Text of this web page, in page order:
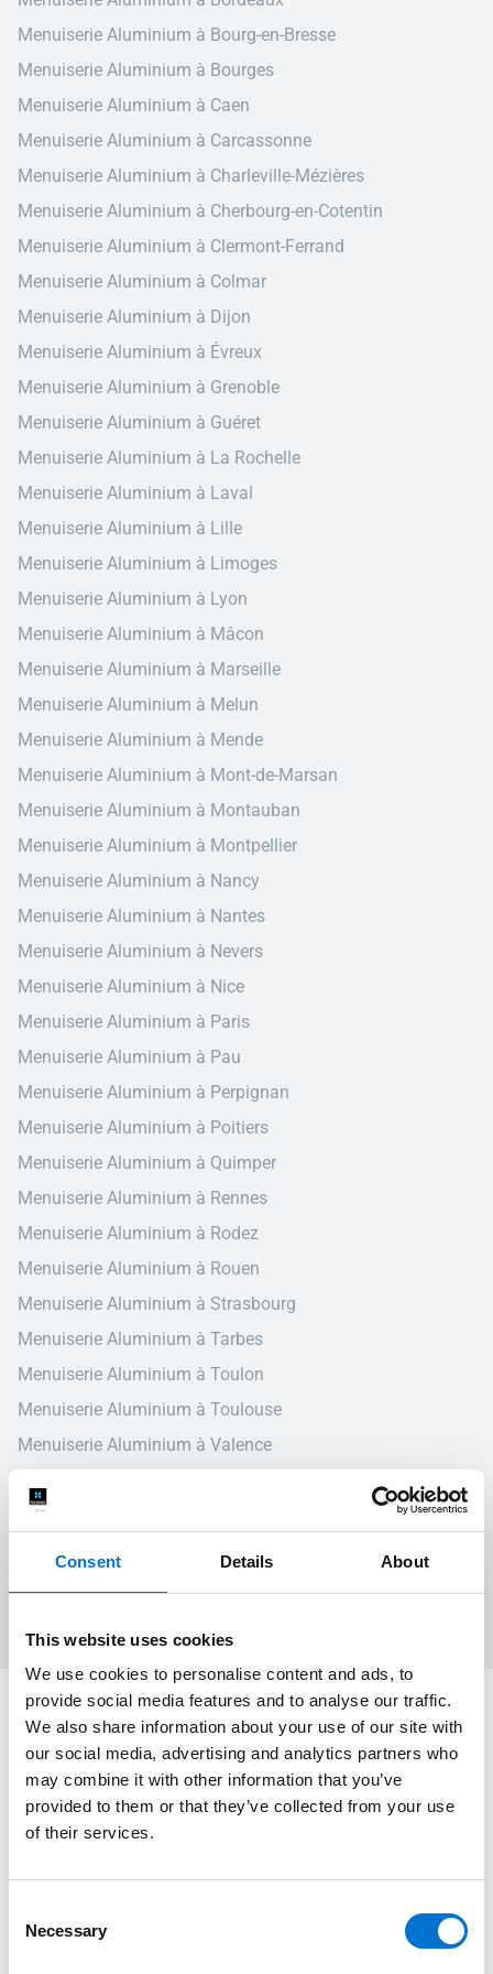
Consent Details About
This website uses cookies
We use cookies to personalise content and ads, to
provide social media features and to analyse our traffic.
We also share information about your use of our site with
our social media, advertising and analytics partners who
may combine it with other information that you’ve
provided to them or that they’ve collected from your use
of their services.
Selection
Necessary
Menuiserie Aluminium à Bourg-en-Bresse
Menuiserie Aluminium à Bourges
Menuiserie Aluminium à Caen
Menuiserie Aluminium à Carcassonne
Menuiserie Aluminium à Charleville-Mézières
Menuiserie Aluminium à Cherbourg-en-Cotentin
Menuiserie Aluminium à Clermont-Ferrand
Menuiserie Aluminium à Colmar
Menuiserie Aluminium à Dijon
Menuiserie Aluminium à Évreux
Menuiserie Aluminium à Grenoble
Menuiserie Aluminium à Guéret
Menuiserie Aluminium à La Rochelle
Menuiserie Aluminium à Laval
Menuiserie Aluminium à Lille
Menuiserie Aluminium à Limoges
Menuiserie Aluminium à Lyon
Menuiserie Aluminium à Mâcon
Menuiserie Aluminium à Marseille
Menuiserie Aluminium à Melun
Menuiserie Aluminium à Mende
Menuiserie Aluminium à Mont-de-Marsan
Menuiserie Aluminium à Montauban
Menuiserie Aluminium à Montpellier
Menuiserie Aluminium à Nancy
Menuiserie Aluminium à Nantes
Menuiserie Aluminium à Nevers
Menuiserie Aluminium à Nice
Menuiserie Aluminium à Paris
Menuiserie Aluminium à Pau
Menuiserie Aluminium à Perpignan
Menuiserie Aluminium à Poitiers
Menuiserie Aluminium à Quimper
Menuiserie Aluminium à Rennes
Menuiserie Aluminium à Rodez
Menuiserie Aluminium à Rouen
Menuiserie Aluminium à Strasbourg
Menuiserie Aluminium à Tarbes
Menuiserie Aluminium à Toulon
Menuiserie Aluminium à Toulouse
Menuiserie Aluminium à Valence
Menuiserie Aluminium à Vienne
Région principale
TECHNAL, votre Aluminier de
référence dans le Haut-Rhin
TECHNAL est votre partenaire idéal pour vous fournir des
crée des produits uniques qui s’intègrent parfaitement à
l’architecture. C’est un savoir-faire reconnu depuis 1960 et